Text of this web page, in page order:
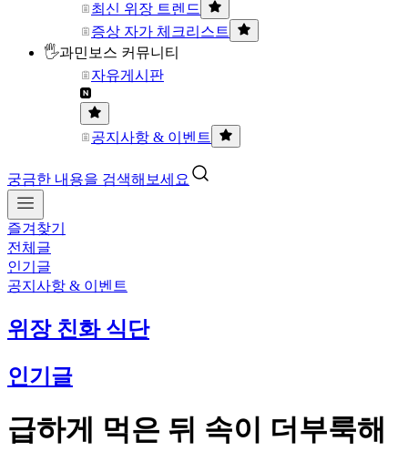
최신 위장 트렌드
증상 자가 체크리스트
🖐과민보스 커뮤니티
자유게시판
공지사항 & 이벤트
궁금한 내용을 검색해보세요
즐겨찾기
전체글
인기글
공지사항 & 이벤트
위장 친화 식단
인기글
급하게 먹은 뒤 속이 더부룩해